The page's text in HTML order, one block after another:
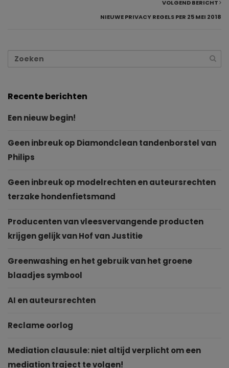
VOLGEND BERICHT
NIEUWE PRIVACY REGELS PER 25 MEI 2018
Recente berichten
Een nieuw begin!
Geen inbreuk op Diamondclean tandenborstel van
Philips
Geen inbreuk op modelrechten en auteursrechten
terzake hondenfietsmand
Producenten van vleesvervangende producten
krijgen gelijk van Hof van Justitie
Greenwashing en het gebruik van het groene
blaadjes symbool
AI en auteursrechten
Reclame oorlog
Mediation clausule: niet altijd verplicht om een
mediation traject te volgen!